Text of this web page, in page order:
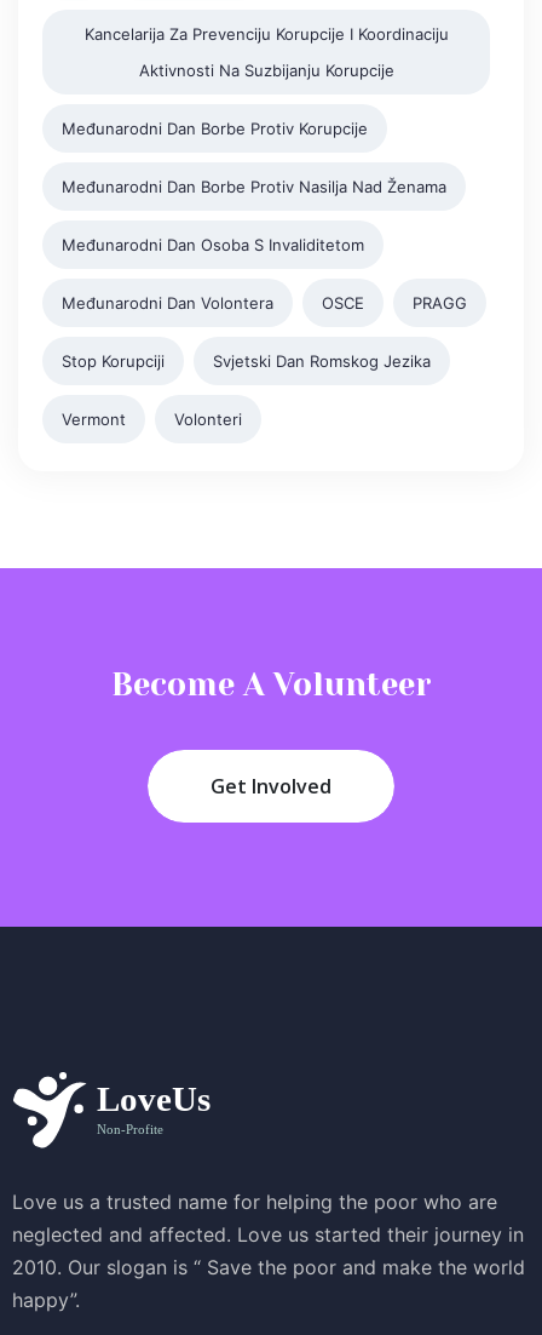
Kancelarija Za Prevenciju Korupcije I Koordinaciju
Aktivnosti Na Suzbijanju Korupcije
Međunarodni Dan Borbe Protiv Korupcije
Međunarodni Dan Borbe Protiv Nasilja Nad Ženama
Međunarodni Dan Osoba S Invaliditetom
Međunarodni Dan Volontera OSCE PRAGG
Stop Korupciji Svjetski Dan Romskog Jezika
Vermont Volonteri
Become A Volunteer
Get Involved
Love us a trusted name for helping the poor who are
neglected and affected. Love us started their journey in
2010. Our slogan is “ Save the poor and make the world
happy”.